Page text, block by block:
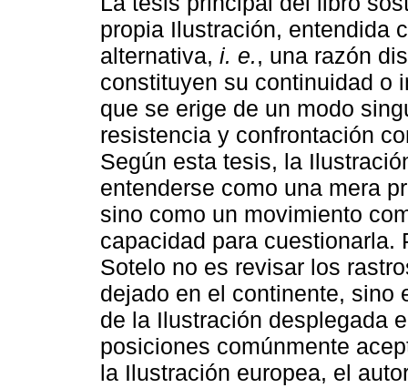
propia Ilustración, entendida
alternativa, i. e., una razón
constituyen su continuidad o
que se erige de un modo
resistencia y confrontación
Según esta tesis, la
entenderse como una mera
sino como un movimiento
capacidad para cuestionarla.
Sotelo no es revisar los
dejado en el continente, sino
de la Ilustración desplegada
posiciones comúnmente
la Ilustración europea, el